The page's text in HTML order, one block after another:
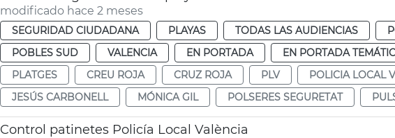
modificado hace 2 meses
SEGURIDAD CIUDADANA PLAYAS TODAS LAS AUDIENCIAS
POBLES SUD
VALENCIA EN PORTADA EN PORTADA
PLATGES
CREU ROJA CRUZ ROJA PLV
POLICIA LOCAL
JESÚS CARBONELL
MÓNICA GIL POLSERES SEGURETAT
Control patinetes Policía Local València